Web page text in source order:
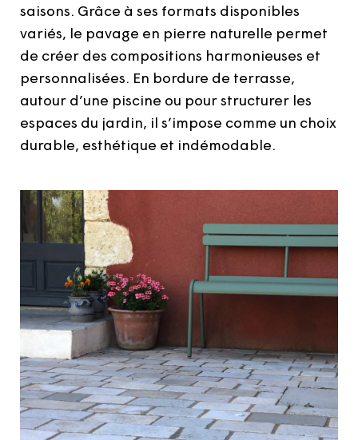
saisons. Grâce à ses formats disponibles
variés, le pavage en pierre naturelle permet
de créer des compositions harmonieuses et
personnalisées. En bordure de terrasse,
autour d’une piscine ou pour structurer les
espaces du jardin, il s’impose comme un choix
durable, esthétique et indémodable.